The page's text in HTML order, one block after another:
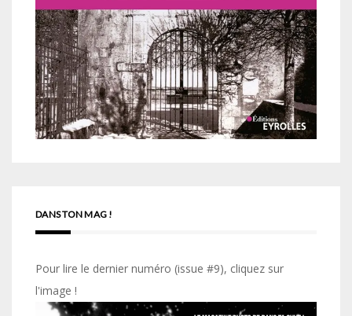
DANS TON MAG !
Pour lire le dernier numéro (issue #9), cliquez sur
l'image !